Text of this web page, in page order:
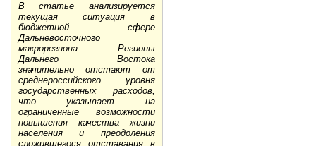
В статье анализируется
текущая ситуация в
бюджетной сфере
Дальневосточного
макрорегиона. Регионы
Дальнего Востока
значительно отстают от
среднероссийского уровня
государственных расходов,
что указывает на
ограниченные возможности
повышения качества жизни
населения и преодоления
сложившегося отставания в